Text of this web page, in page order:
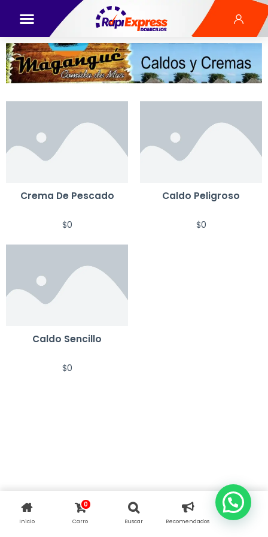
Crema De Pescado
$0
Caldo Peligroso
$0
Caldo Sencillo
$0
Inicio
0
Carro Buscar Recomendados